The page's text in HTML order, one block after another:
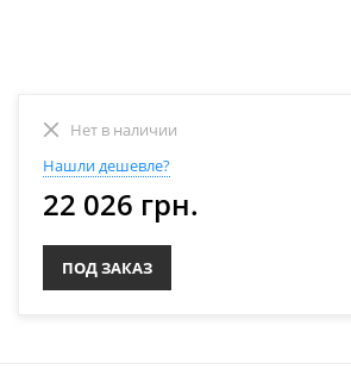
Нет в наличии
Нашли дешевле?
22 026 грн.
ПОД ЗАКАЗ